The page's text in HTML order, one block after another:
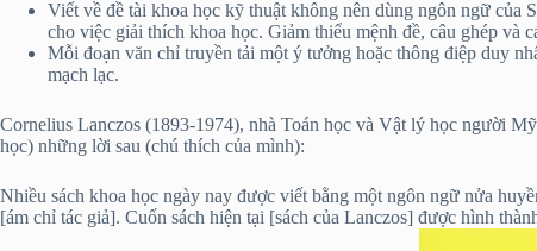
Viết về đề tài khoa học kỹ thuật không nên dùng ngôn ngữ của
cho việc giải thích khoa học. Giảm thiểu mệnh đề, câu ghép và
Mỗi đoạn văn chỉ truyền tải một ý tưởng hoặc thông điệp duy
mạch lạc.
Cornelius Lanczos (1893-1974), nhà Toán học và Vật lý học người
học) những lời sau (chú thích của mình):
Nhiều sách khoa học ngày nay được viết bằng một ngôn ngữ nửa
[ám chỉ tác giả]. Cuốn sách hiện tại [sách của Lanczos] được hình